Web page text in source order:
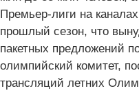
Премьер-лиги на
прошлый сезон, что
пакетных предложений
олимпийский комитет,
трансляций летних